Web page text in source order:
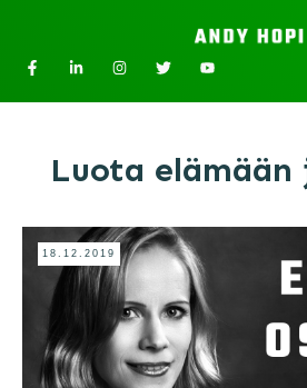
Luota elämään
18.12.2019